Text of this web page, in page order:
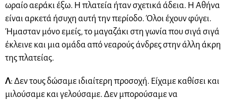
ωραίο αεράκι έξω. Η πλατεία ήταν σχετικά άδεια. Η Αθήνα
είναι αρκετά ήσυχη αυτή την περίοδο. Όλοι έχουν φύγει.
Ήμασταν μόνο εμείς, το μαγαζάκι στη γωνία που σιγά σιγά
έκλεινε και μια ομάδα από νεαρούς άνδρες στην άλλη άκρη
της πλατείας.
Λ: Δεν τους δώσαμε ιδιαίτερη προσοχή. Είχαμε καθίσει και
μιλούσαμε και γελούσαμε. Δεν μπορούσαμε να